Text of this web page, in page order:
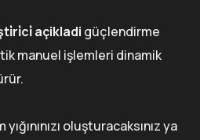
açikladi güçlendirme
manuel işlemleri dinamik
oluşturacaksınız ya